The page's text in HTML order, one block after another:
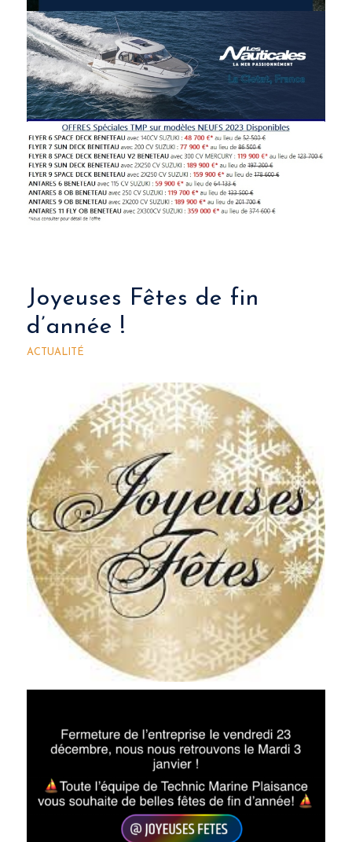
Joyeuses Fêtes de fin
d’année !
ACTUALITÉ